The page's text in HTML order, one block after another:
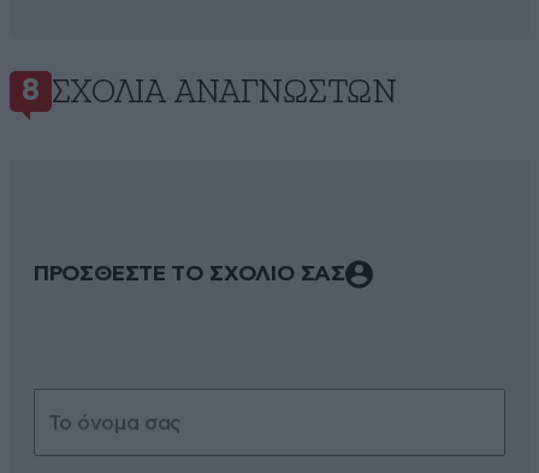
8 ΣΧΌΛΙΑ ΑΝΑΓΝΩΣΤΏΝ
ΠΡΟΣΘΕΣΤΕ ΤΟ ΣΧΟΛΙΟ ΣΑΣ